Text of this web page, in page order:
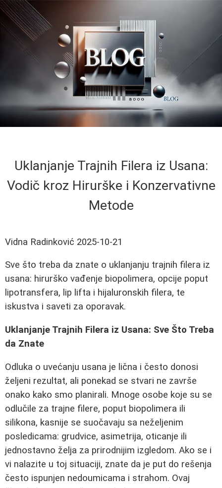
Uklanjanje Trajnih Filerа iz Usana:
Vodič kroz Hirurške i Konzervativne
Metode
Vidna Radinković 2025-10-21
Sve što treba da znate o uklanjanju trajnih filera iz
usana: hirurško vađenje biopolimera, opcije poput
lipotransfera, lip lifta i hijaluronskih filera, te
iskustva i saveti za oporavak.
Uklanjanje Trajnih Filerа iz Usana: Sve Što Treba
da Znate
Odluka o uvećanju usana je lična i često donosi
željeni rezultat, ali ponekad se stvari ne završe
onako kako smo planirali. Mnoge osobe koje su se
odlučile za trajne filere, poput biopolimera ili
silikona, kasnije se suočavaju sa neželjenim
posledicama: grudvice, asimetrija, oticanje ili
jednostavno želja za prirodnijim izgledom. Ako se i
vi nalazite u toj situaciji, znate da je put do rešenja
često ispunjen nedoumicama i strahom. Ovaj